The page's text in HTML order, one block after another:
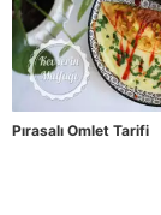
Pırasalı Omlet Tarifi